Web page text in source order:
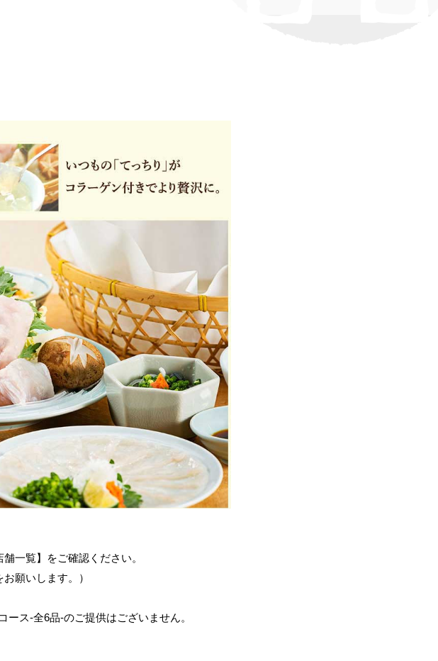
一覧】をご確認ください。
願いします。）
ス-全6品-のご提供はございません。